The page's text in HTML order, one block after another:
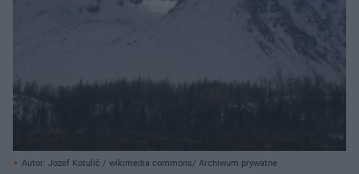
Autor: Jozef Kotulič / wikimedia commons/ Archiwum prywatne